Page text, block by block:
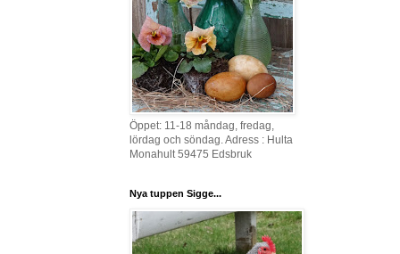
Öppet: 11-18 måndag, fredag,
lördag och söndag. Adress : Hulta
Monahult 59475 Edsbruk
Nya tuppen Sigge...